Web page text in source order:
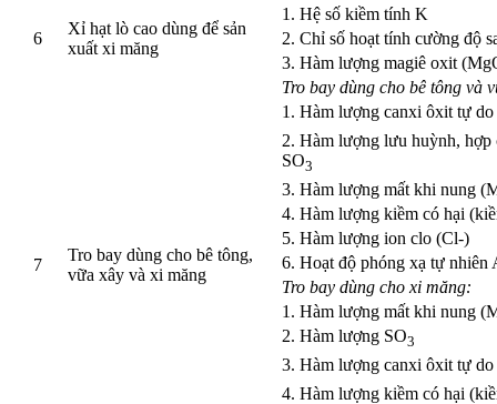
6
Xỉ hạt lò cao dùng để sản
xuất xi măng
1. Hệ số kiềm tính K
2. Chỉ số hoạt tính cường độ
3. Hàm lượng magiê oxit
7
Tro bay dùng cho bê tông,
vữa xây và xi măng
Tro bay dùng cho bê tông và
1. Hàm lượng canxi ôxit tự
2. Hàm lượng lưu huỳnh,
SO3
3. Hàm lượng mất khi nung
4. Hàm lượng kiềm có hại
5. Hàm lượng ion clo (Cl-)
6. Hoạt độ phóng xạ tự nhiên
Tro bay dùng cho xi măng:
1. Hàm lượng mất khi nung
2. Hàm lượng SO3
3. Hàm lượng canxi ôxit tự do
4. Hàm lượng kiềm có hại